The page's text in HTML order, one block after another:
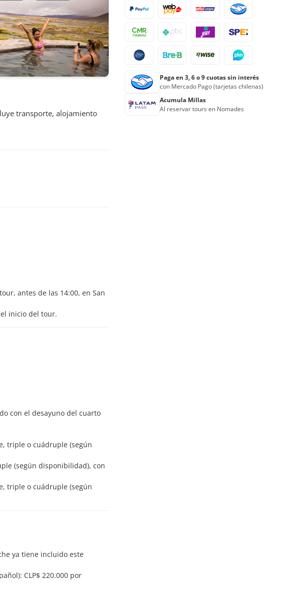
transporte, alojamiento
antes de las 14:00, en San
inicio del tour.
con el desayuno del cuarto
triple o cuádruple (según
(según disponibilidad), con
triple o cuádruple (según
ya tiene incluido este
CLP$ 220.000 por
Paga en 3, 6 o 9 cuotas sin interés
con Mercado Pago (tarjetas chilenas)
Acumula Millas
Al reservar tours en Nomades
17 19 20 21 22
24 26 27 28 29
31 2 3 4 5
Reserva ahora